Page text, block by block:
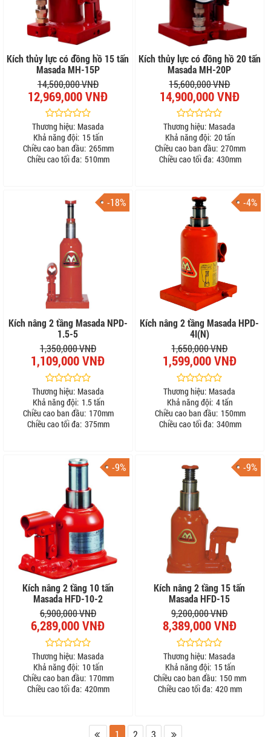
Kích thủy lực có đồng hồ 15 tấn
Masada MH-15P
14,500,000 VNĐ
12,969,000 VNĐ
Thương hiệu: Masada
Khả năng đội: 15 tấn
Chiều cao ban đầu: 265mm
Chiều cao tối đa: 510mm
Kích thủy lực có đồng hồ 20 tấn
Masada MH-20P
15,600,000 VNĐ
14,900,000 VNĐ
Thương hiệu: Masada
Khả năng đội: 20 tấn
Chiều cao ban đầu: 270mm
Chiều cao tối đa: 430mm
-18%
Kích nâng 2 tầng Masada NPD-
1.5-5
1,350,000 VNĐ
1,109,000 VNĐ
Thương hiệu: Masada
Khả năng đội: 1.5 tấn
Chiều cao ban đầu: 170mm
Chiều cao tối đa: 375mm
-4%
Kích nâng 2 tầng Masada HPD-
4I(N)
1,650,000 VNĐ
1,599,000 VNĐ
Thương hiệu: Masada
Khả năng đội: 4 tấn
Chiều cao ban đầu: 150mm
Chiều cao tối đa: 340mm
-9%
Kích nâng 2 tầng 10 tấn
Masada HFD-10-2
6,900,000 VNĐ
6,289,000 VNĐ
Thương hiệu: Masada
Khả năng đội: 10 tấn
Chiều cao ban đầu: 170mm
Chiều cao tối đa: 420mm
-9%
Kích nâng 2 tầng 15 tấn
Masada HFD-15
9,200,000 VNĐ
8,389,000 VNĐ
Thương hiệu: Masada
Khả năng đội: 15 tấn
Chiều cao ban đầu: 150 mm
Chiều cao tối đa: 420 mm
1 2 3